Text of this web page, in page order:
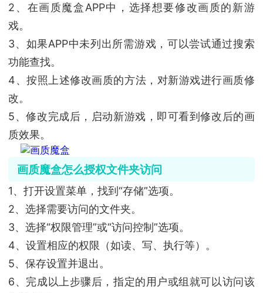
2、在画质魔盒APP中，选择想要修改画质的新游
戏。
3、如果APP中未列出所需游戏，可以尝试通过搜索
功能查找。
4、按照上述修改画质的方法，对新游戏进行画质修
改。
5、修改完成后，启动新游戏，即可看到修改后的画
质效果。
画质魔盒怎么授权文件夹访问
1、打开设置菜单，找到“存储”选项。
2、选择需要访问的文件夹。
3、选择“权限管理”或“访问控制”选项。
4、设置相应的权限（如读、写、执行等）。
5、保存设置并退出。
6、完成以上步骤后，指定的用户或组就可以访问该